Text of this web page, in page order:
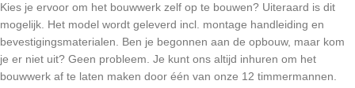
Kies je ervoor om het bouwwerk zelf op te bouwen? Uiteraard is dit
mogelijk. Het model wordt geleverd incl. montage handleiding en
bevestigingsmaterialen. Ben je begonnen aan de opbouw, maar kom
je er niet uit? Geen probleem. Je kunt ons altijd inhuren om het
bouwwerk af te laten maken door één van onze 12 timmermannen.